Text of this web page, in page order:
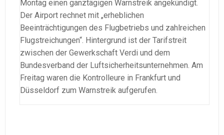
Montag einen ganztägigen Warnstreik angekündigt.
Der Airport rechnet mit „erheblichen
Beeinträchtigungen des Flugbetriebs und zahlreichen
Flugstreichungen“. Hintergrund ist der Tarifstreit
zwischen der Gewerkschaft Verdi und dem
Bundesverband der Luftsicherheitsunternehmen. Am
Freitag waren die Kontrolleure in Frankfurt und
Düsseldorf zum Warnstreik aufgerufen.